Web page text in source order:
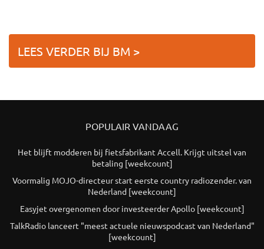
LEES VERDER BIJ BM >
POPULAIR VANDAAG
Het blijft modderen bij fietsfabrikant Accell. Krijgt uitstel van
betaling [weekcount]
Voormalig MOJO-directeur start eerste country radiozender. van
Nederland [weekcount]
Easyjet overgenomen door investeerder Apollo [weekcount]
TalkRadio lanceert "meest actuele nieuwspodcast van Nederland"
[weekcount]